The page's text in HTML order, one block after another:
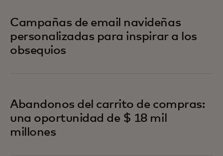
Campañas de email navideñas
personalizadas para inspirar a los
obsequios
Abandonos del carrito de compras:
una oportunidad de $ 18 mil
millones